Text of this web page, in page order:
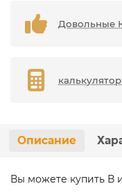
Довольные
Описание
Вы можете купить В